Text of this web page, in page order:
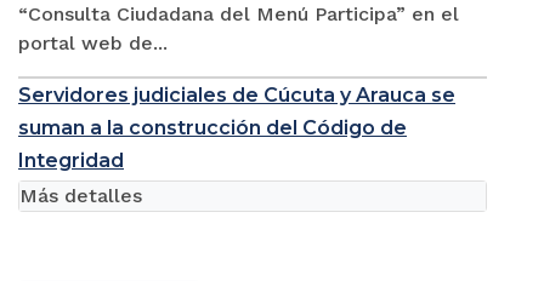
“Consulta Ciudadana del Menú Participa” en el
portal web de...
Servidores judiciales de Cúcuta y Arauca se
suman a la construcción del Código de
Integridad
Más detalles